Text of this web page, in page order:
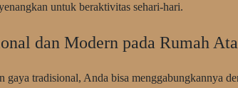
untuk beraktivitas sehari-hari.
dan Modern pada Rumah
tradisional, Anda bisa menggabungkannya